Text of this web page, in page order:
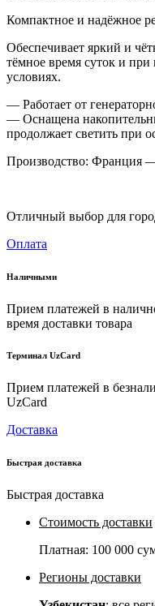
Компактное и надёжное
Обеспечивает яркий и
тёмное время суток и
условиях.
— Работает от
— Оснащена
продолжает светить при
Производство: Франция
Отличный выбор для
Оплата
Наличными
Прием платежей в
время доставки товара
Терминал UzCard
Прием платежей в
UzCard
Доставка
Быстрая доставка
Быстрая доставка
Стоимость доставки
Платная: 100 000
Регионы доставки